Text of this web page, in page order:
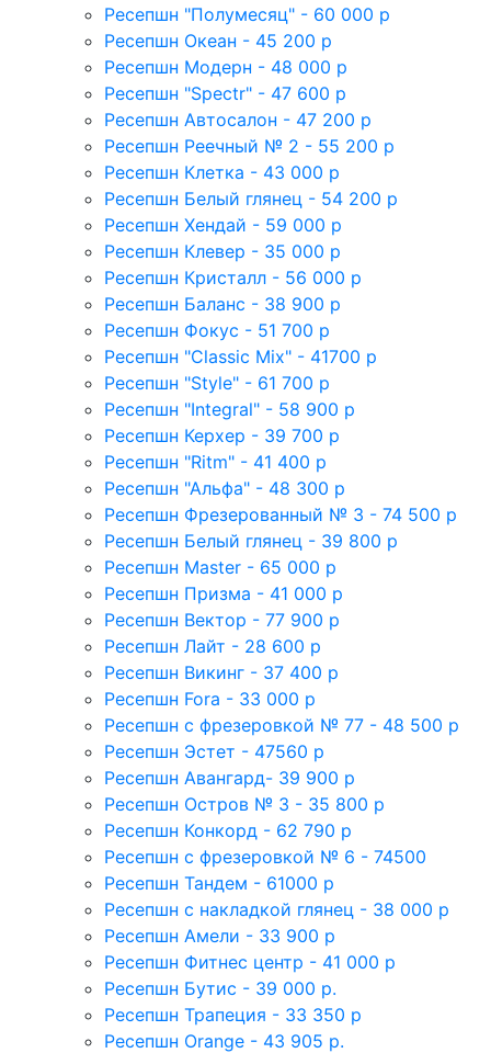
Ресепшн "Полумесяц" - 60 000 р
Ресепшн Океан - 45 200 р
Ресепшн Модерн - 48 000 р
Ресепшн "Spectr" - 47 600 р
Ресепшн Автосалон - 47 200 р
Ресепшн Реечный № 2 - 55 200 р
Ресепшн Клетка - 43 000 р
Ресепшн Белый глянец - 54 200 р
Ресепшн Хендай - 59 000 р
Ресепшн Клевер - 35 000 р
Ресепшн Кристалл - 56 000 р
Ресепшн Баланс - 38 900 р
Ресепшн Фокус - 51 700 р
Ресепшн "Classic Mix" - 41700 р
Ресепшн "Style" - 61 700 р
Ресепшн "Integral" - 58 900 р
Ресепшн Керхер - 39 700 р
Ресепшн "Ritm" - 41 400 р
Ресепшн "Альфа" - 48 300 р
Ресепшн Фрезерованный № 3 - 74 500 р
Ресепшн Белый глянец - 39 800 р
Ресепшн Master - 65 000 р
Ресепшн Призма - 41 000 р
Ресепшн Вектор - 77 900 р
Ресепшн Лайт - 28 600 р
Ресепшн Викинг - 37 400 р
Ресепшн Fora - 33 000 р
Ресепшн с фрезеровкой № 77 - 48 500 р
Ресепшн Эстет - 47560 р
Ресепшн Авангард- 39 900 р
Ресепшн Остров № 3 - 35 800 р
Ресепшн Конкорд - 62 790 р
Ресепшн с фрезеровкой № 6 - 74500
Ресепшн Тандем - 61000 р
Ресепшн с накладкой глянец - 38 000 р
Ресепшн Амели - 33 900 р
Ресепшн Фитнес центр - 41 000 р
Ресепшн Бутис - 39 000 р.
Ресепшн Трапеция - 33 350 р
Ресепшн Orange - 43 905 р.